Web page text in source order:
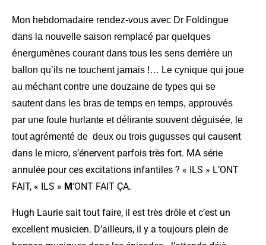
Mon hebdomadaire rendez-vous avec Dr Foldingue
dans la nouvelle saison remplacé par quelques
énergumènes courant dans tous les sens derrière un
ballon qu’ils ne touchent jamais !… Le cynique qui joue
au méchant contre une douzaine de types qui se
sautent dans les bras de temps en temps, approuvés
par une foule hurlante et délirante souvent déguisée, le
tout agrémenté de deux ou trois gugusses qui causent
dans le micro, s’énervent parfois très fort. MA série
annulée pour ces excitations infantiles ? « ILS » L’ONT
FAIT, « ILS » M‘ONT FAIT ÇA.
Hugh Laurie sait tout faire, il est très drôle et c’est un
excellent musicien. D’ailleurs, il y a toujours plein de